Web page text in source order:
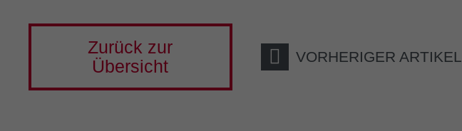
Zurück zur
Übersicht
VORHERIGER ARTIKEL